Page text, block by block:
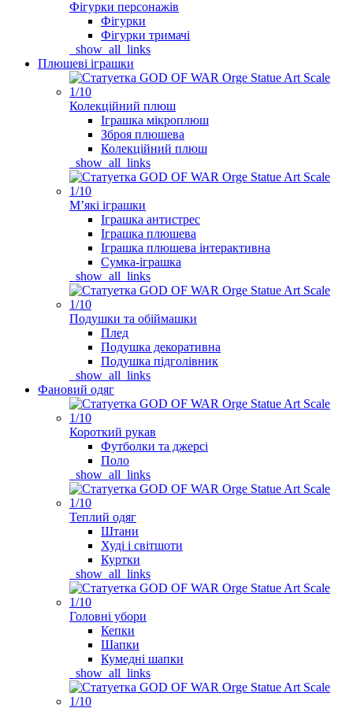
Фігурки персонажів
Фігурки
Фігурки тримачі
_show_all_links
Плюшеві іграшки
Колекційний плюш
Іграшка мікроплюш
Зброя плюшева
Колекційний плюш
_show_all_links
Мʼякі іграшки
Іграшка антистрес
Іграшка плюшева
Іграшка плюшева інтерактивна
Сумка-іграшка
_show_all_links
Подушки та обіймашки
Плед
Подушка декоративна
Подушка підголівник
_show_all_links
Фановий одяг
Короткий рукав
Футболки та джерсі
Поло
_show_all_links
Теплий одяг
Штани
Худі і світшоти
Куртки
_show_all_links
Головні убори
Кепки
Шапки
Кумедні шапки
_show_all_links